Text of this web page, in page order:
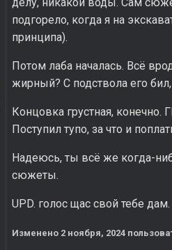
подгорело, когда я на
принципа).
Потом лаба началась. Всё
жирный? С подствола его бил,
Концовка грустная, конечно.
Поступил тупо, за что и
Надеюсь, ты всё же когда-
сюжеты.
UPD. голос щас свой тебе дам.
Изменено 2 ноября, 2024